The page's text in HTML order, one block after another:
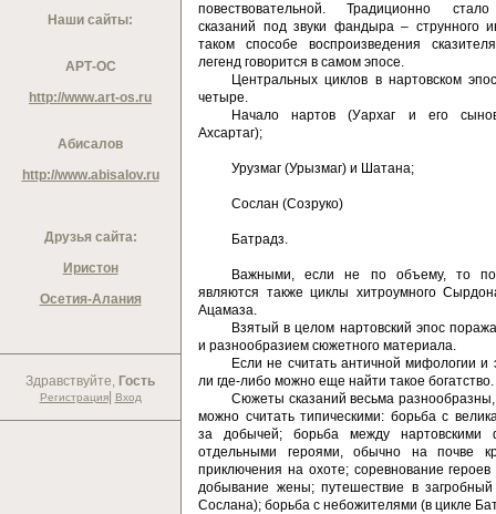
Наши сайты:
АРТ-ОС
http://www.art-os.ru
Абисалов
http://www.abisalov.ru
Друзья сайта:
Иристон
Осетия-Алания
Здравствуйте, Гость
Регистрация| Вход
повествовательной. Традиционно
сказаний под звуки фандыра – струнного
таком способе воспроизведения
легенд говорится в самом эпосе.
Центральных циклов в нартовском
четыре.
Начало нартов (Уархаг и его
Ахсартаг);
Урузмаг (Урызмаг) и Шатана;
Сослан (Созруко)
Батрадз.
Важными, если не по объему, то по
являются также циклы хитроумного
Ацамаза.
Взятый в целом нартовский эпос
и разнообразием сюжетного материала.
Если не считать античной мифологии и
ли где-либо можно еще найти такое богатство.
Сюжеты сказаний весьма
можно считать типическими: борьба с
за добычей; борьба между нартовскими
отдельными героями, обычно на почве
приключения на охоте; соревнование
добывание жены; путешествие в
Сослана); борьба с небожителями (в цикле